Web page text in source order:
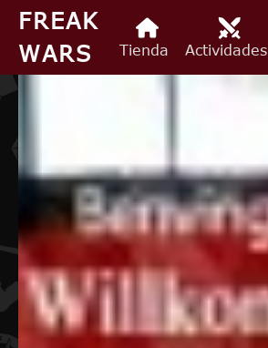
Pasar al contenido principal
FREAK
WARS
Tienda Actividades